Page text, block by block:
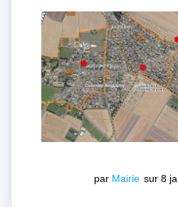
par Mairie sur 8